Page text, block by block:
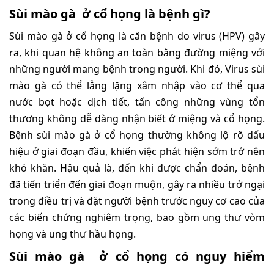
Sùi mào gà ở cổ họng là bệnh gì?
Sùi mào gà ở cổ họng là căn bệnh do virus (HPV) gây
ra, khi quan hệ không an toàn bằng đường miệng với
những người mang bệnh trong người. Khi đó, Virus sùi
mào gà có thể lẳng lặng xâm nhập vào cơ thể qua
nước bọt hoặc dịch tiết, tấn công những vùng tổn
thương không dễ dàng nhận biết ở miệng và cổ họng.
Bệnh sùi mào gà ở cổ họng thường không lộ rõ dấu
hiệu ở giai đoạn đầu, khiến việc phát hiện sớm trở nên
khó khăn. Hậu quả là, đến khi được chẩn đoán, bệnh
đã tiến triển đến giai đoạn muộn, gây ra nhiều trở ngại
trong điều trị và đặt người bệnh trước nguy cơ cao của
các biến chứng nghiêm trọng, bao gồm ung thư vòm
họng và ung thư hầu họng.
Sùi mào gà ở cổ họng có nguy hiểm